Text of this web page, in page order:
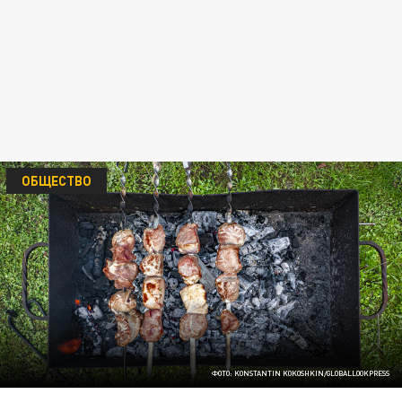
ФОТО: KONSTANTIN KOKOSHKIN/GLOBALLOOKPRESS
ОБЩЕСТВО